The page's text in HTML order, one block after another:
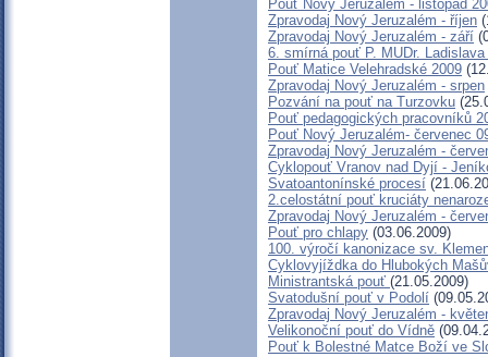
Pouť Nový Jeruzalém - listopad
Zpravodaj Nový Jeruzalém - říjen
Zpravodaj Nový Jeruzalém - září
6. smírná pouť P. MUDr.
Pouť Matice Velehradské 2009
Zpravodaj Nový Jeruzalém - srpen
Pozvání na pouť na Turzovku
Pouť pedagogických pracovníků
Pouť Nový Jeruzalém- červenec
Zpravodaj Nový Jeruzalém -
Cyklopouť Vranov nad Dyjí -
Svatoantonínské procesí
2.celostátní pouť kruciáty
Zpravodaj Nový Jeruzalém -
Pouť pro chlapy (03.06.2009)
100. výročí kanonizace sv.
Cyklovyjíždka do Hlubokých
Ministrantská pouť (21.05.2009)
Svatodušní pouť v Podolí
Zpravodaj Nový Jeruzalém -
Velikonoční pouť do Vídně
Pouť k Bolestné Matce Boží ve